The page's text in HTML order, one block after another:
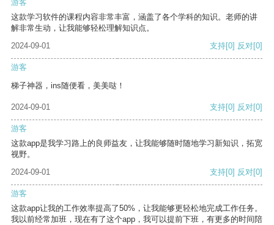
游客
这款学习软件的课程内容非常丰富，涵盖了各个学科的知识。老师的讲
解非常生动，让我能够轻松理解知识点。
2024-09-01
支持[0] 反对[0]
游客
梯子神器，ins随便看，美美哒！
2024-09-01 支持[0] 反对[0]
游客
这款app是我学习路上的良师益友，让我能够随时随地学习新知识，拓宽
视野。
2024-09-01
支持[0] 反对[0]
游客
这款app让我的工作效率提高了50%，让我能够更轻松地完成工作任务。
我以前经常加班，现在有了这个app，我可以提前下班，有更多的时间陪